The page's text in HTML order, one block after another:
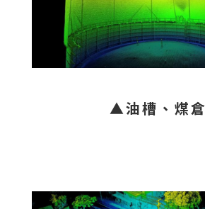
▲油槽、煤倉